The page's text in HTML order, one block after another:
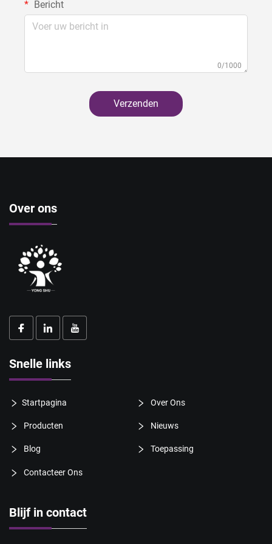
Bericht
0/1000
Verzenden
Over ons
Snelle links
Startpagina Over Ons
Producten Nieuws
Blog Toepassing
Contacteer Ons
Blijf in contact